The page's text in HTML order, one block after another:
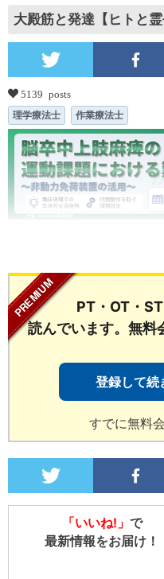
大殿筋と発達【ヒトと霊
5139 posts
理学療法士 作業療法士
PT・OT・ST
読んでいます。無料
登録して続
すでに無料
「いいね!」 で
最新情報をお届け！